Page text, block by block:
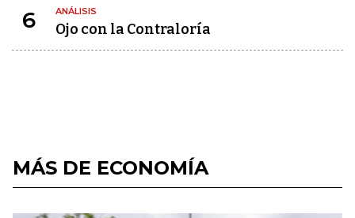
6 ANÁLISIS
Ojo con la Contraloría
MÁS DE ECONOMÍA